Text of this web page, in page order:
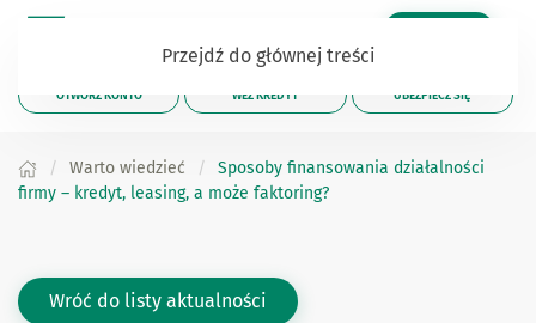
Przejdź do głównej treści
OTWÓRZ KONTO WEŹ KREDYT UBEZPIECZ SIĘ
Warto wiedzieć
Sposoby finansowania działalności
firmy – kredyt, leasing, a może faktoring?
Wróć do listy aktualności